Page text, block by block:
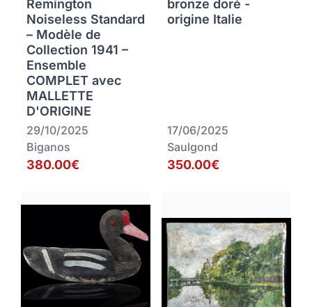
Remington
Noiseless Standard
– Modèle de
Collection 1941 –
Ensemble
COMPLET avec
MALLETTE
D'ORIGINE
29/10/2025
Biganos
380.00€
bronze doré -
origine Italie
17/06/2025
Saulgond
350.00€